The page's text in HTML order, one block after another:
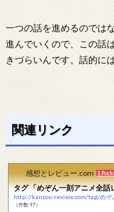
一つの話を進めるのでは
進んでいくので、この話
きづらいんです。話的に
関連リンク
感想とレビュー.com 1
タグ 「めぞん一刻アニメ全話
http://kansou-review.com/tag/めぞ
（件数:97）